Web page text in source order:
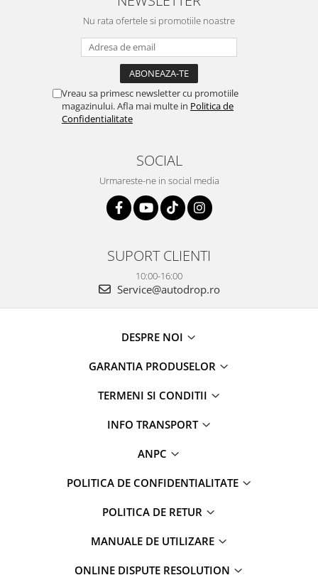
conectat cablul de video de la
totul impecabil, o să revin la ei
și pentru vi...
Nu rata ofertele si promotiile noastre
Vreau sa primesc newsletter cu promotiile
magazinului. Afla mai multe in Politica de
Confidentialitate
SOCIAL
Urmareste-ne in social media
SUPORT CLIENTI
10:00-16:00
Service@autodrop.ro
DESPRE NOI
GARANTIA PRODUSELOR
TERMENI SI CONDITII
INFO TRANSPORT
ANPC
POLITICA DE CONFIDENTIALITATE
POLITICA DE RETUR
MANUALE DE UTILIZARE
ONLINE DISPUTE RESOLUTION